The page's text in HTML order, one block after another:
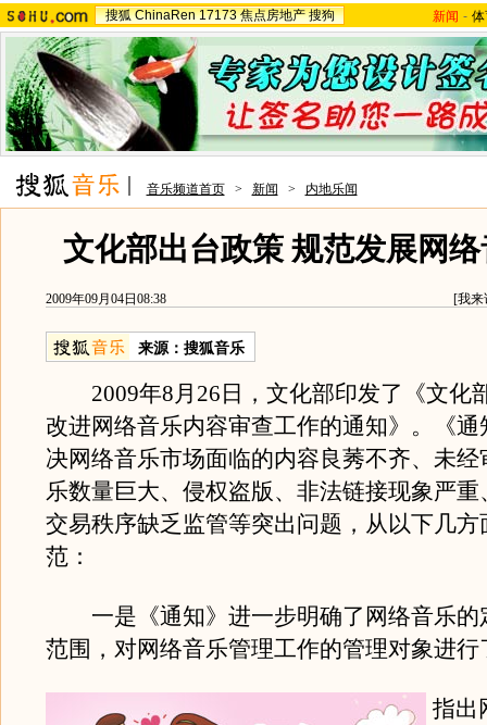
搜狐 ChinaRen 17173 焦点房地产 搜狗 新闻 -
音乐频道首页 > 新闻 > 内地乐闻
文化部出台政策 规范发展网
2009年09月04日08:38 [我来
来源： 搜狐音乐
2009年8月26日，文化部印发了《文化
改进网络音乐内容审查工作的通知》。《通
决网络音乐市场面临的内容良莠不齐、未经
乐数量巨大、侵权盗版、非法链接现象严重
交易秩序缺乏监管等突出问题，从以下几方
范：
一是《通知》进一步明确了网络音乐的
范围，对网络音乐管理工作的管理对象进行
指出